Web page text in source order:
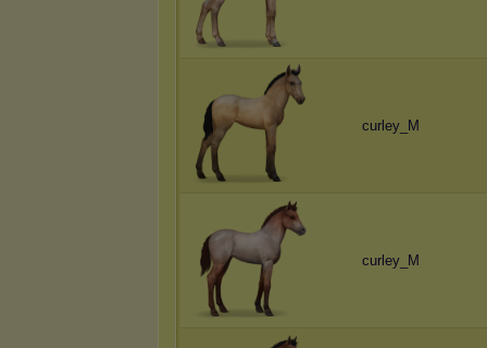
curley_M
curley_M